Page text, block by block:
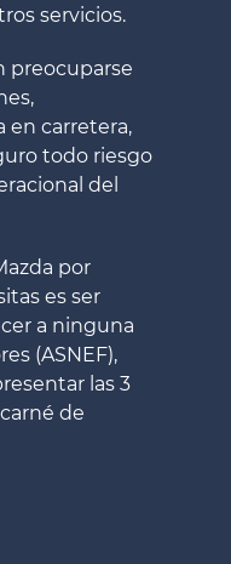
servicios.
preocuparse
en carretera,
todo riesgo
del
por
es ser
a ninguna
(ASNEF),
las 3
de